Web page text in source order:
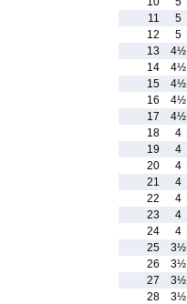
11
5
12
5
13
4½
14
4½
15
4½
16
4½
17
4½
18
4
19
4
20
4
21
4
22
4
23
4
24
4
25
3½
26
3½
27
3½
28
3½